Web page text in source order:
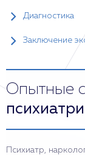
Диагностика
Заключение
Опытные
Психиатр,